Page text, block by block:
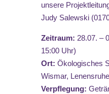
unsere
Judy Salewski
Zeitraum: 28.07. –
15:00 Uhr)
Ort: Ökologisches
Wismar,
Verpflegung: